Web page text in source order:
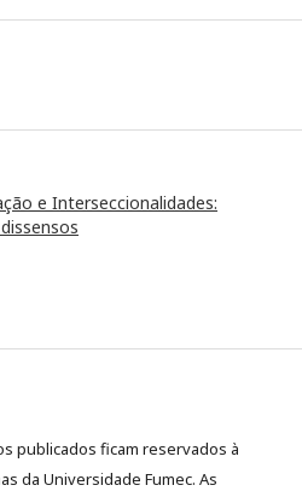
e Interseccionalidades:
publicados ficam reservados à
da Universidade Fumec. As